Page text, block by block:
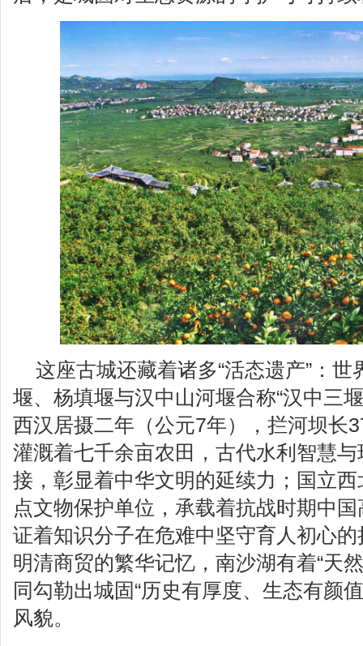
这座古城还藏着诸多“活态遗产”：
堰、杨填堰与汉中山河堰合称“汉中三
西汉居摄二年（公元7年），拦河坝长
灌溉着七千余亩农田，古代水利智慧
接，彰显着中华文明的延续力；国立
点文物保护单位，承载着抗战时期中国
证着知识分子在危难中坚守育人初心
明清商贸的繁华记忆，南沙湖有着“天
同勾勒出城固“历史有厚度、生态有颜
风貌。